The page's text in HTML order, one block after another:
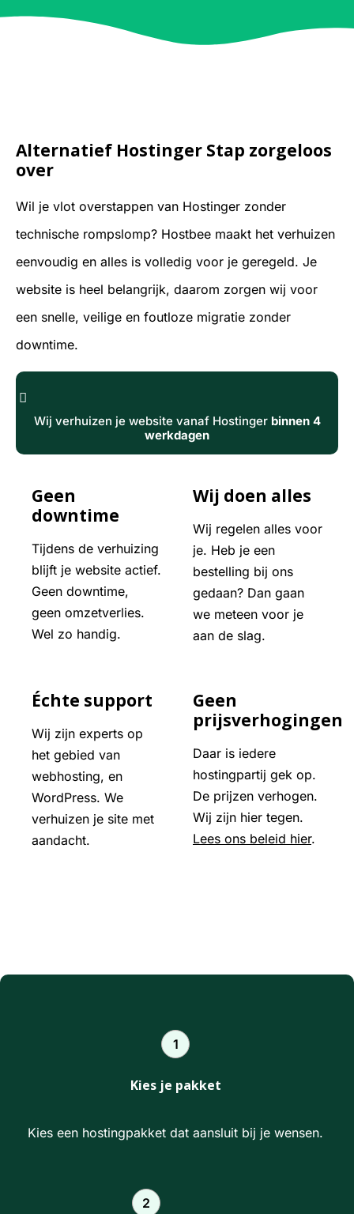
Alternatief Hostinger Stap zorgeloos
over
Wil je vlot overstappen van Hostinger zonder
technische rompslomp? Hostbee maakt het verhuizen
eenvoudig en alles is volledig voor je geregeld. Je
website is heel belangrijk, daarom zorgen wij voor
een snelle, veilige en foutloze migratie zonder
downtime.
Wij verhuizen je website vanaf Hostinger binnen 4
werkdagen
Geen
downtime
Tijdens de verhuizing
blijft je website actief.
Geen downtime,
geen omzetverlies.
Wel zo handig.
Wij doen alles
Wij regelen alles voor
je. Heb je een
bestelling bij ons
gedaan? Dan gaan
we meteen voor je
aan de slag.
Échte support
Wij zijn experts op
het gebied van
webhosting, en
WordPress. We
verhuizen je site met
aandacht.
Geen
prijsverhogingen
Daar is iedere
hostingpartij gek op.
De prijzen verhogen.
Wij zijn hier tegen.
Lees ons beleid hier.
1
Kies je pakket
Kies een hostingpakket dat aansluit bij je wensen.
2